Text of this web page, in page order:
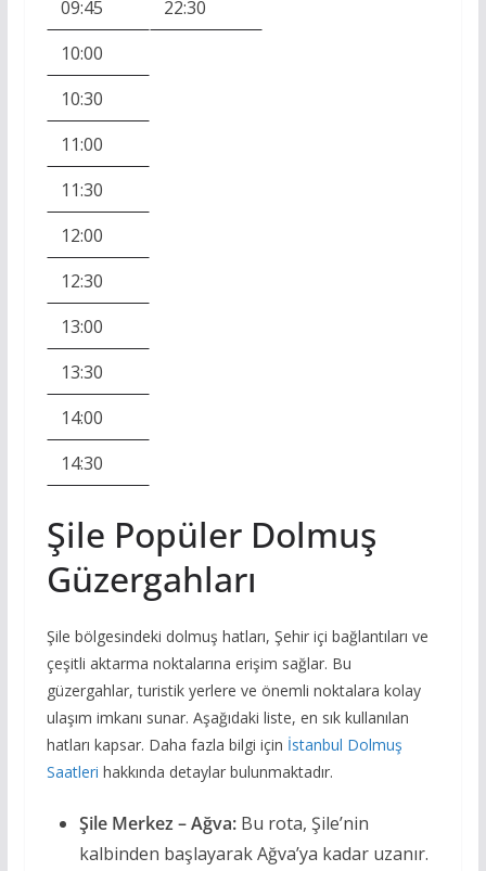
09:45
22:30
10:00
10:30
11:00
11:30
12:00
12:30
13:00
13:30
14:00
14:30
Şile Popüler Dolmuş
Güzergahları
Şile bölgesindeki dolmuş hatları, Şehir içi bağlantıları ve
çeşitli aktarma noktalarına erişim sağlar. Bu
güzergahlar, turistik yerlere ve önemli noktalara kolay
ulaşım imkanı sunar. Aşağıdaki liste, en sık kullanılan
hatları kapsar. Daha fazla bilgi için İstanbul Dolmuş
Saatleri hakkında detaylar bulunmaktadır.
Şile Merkez – Ağva:Bu rota, Şile’nin
kalbinden başlayarak Ağva’ya kadar uzanır.